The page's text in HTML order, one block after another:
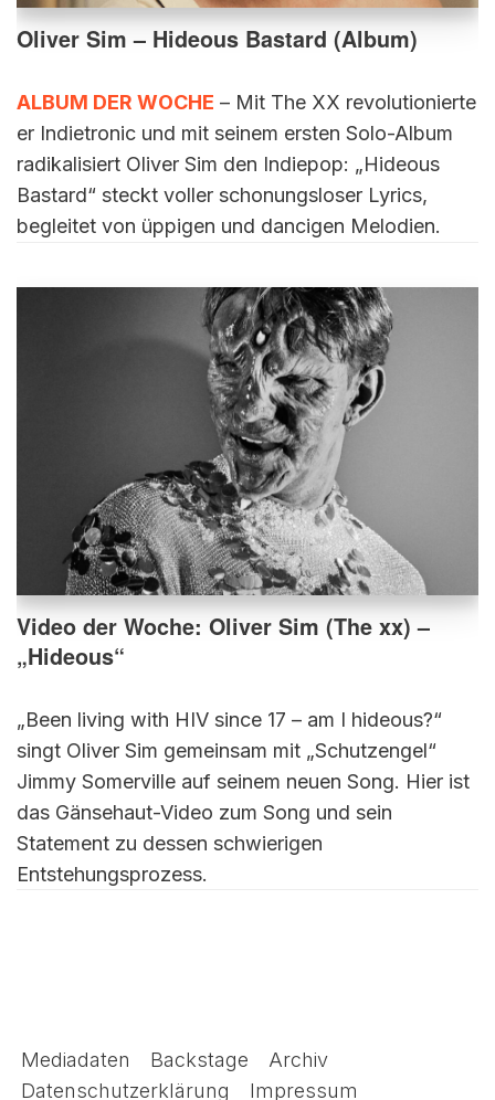
Oliver Sim – Hideous Bastard (Album)
ALBUM DER WOCHE – Mit The XX revolutionierte
er Indietronic und mit seinem ersten Solo-Album
radikalisiert Oliver Sim den Indiepop: „Hideous
Bastard“ steckt voller schonungsloser Lyrics,
begleitet von üppigen und dancigen Melodien.
Video der Woche: Oliver Sim (The xx) –
„Hideous“
„Been living with HIV since 17 – am I hideous?“
singt Oliver Sim gemeinsam mit „Schutzengel“
Jimmy Somerville auf seinem neuen Song. Hier ist
das Gänsehaut-Video zum Song und sein
Statement zu dessen schwierigen
Entstehungsprozess.
Mediadaten Backstage
Archiv
Datenschutzerklärung
Impressum